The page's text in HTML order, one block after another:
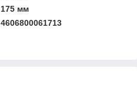
175 мм
4606800061713